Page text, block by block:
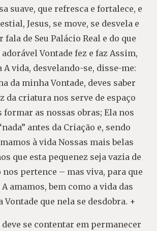
suave, que refresca e fortalece, e
Jesus, se move, se desvela e
de Seu Palácio Real e do que
adorável Vontade fez e faz Assim,
vida, desvelando-se, disse-me:
da minha Vontade, deves saber
da criatura nos serve de espaço
formar as nossas obras; Ela nos
antes da Criação e, sendo
à vida Nossas mais belas
que esta pequenez seja vazia de
nos pertence – mas viva, para que
amamos, bem como a vida das
Vontade que nela se desdobra. +
se contentar em permanecer